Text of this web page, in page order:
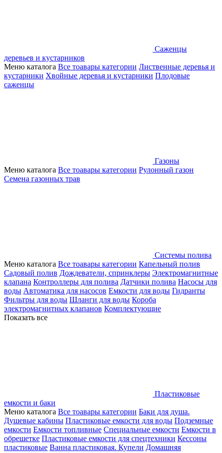
Саженцы
деревьев и кустарников
Меню каталога Все тоавары категории Лиственные деревья и
кустарники Хвойные деревья и кустарники Плодовые
саженцы
Газоны
Меню каталога Все тоавары категории Рулонный газон
Семена газонных трав
Системы полива
Меню каталога Все тоавары категории Капельный полив
Садовый полив Дождеватели, спринклеры Электромагнитные
клапана Контроллеры для полива Датчики полива Насосы для
воды Автоматика для насосов Емкости для воды Гидранты
Фильтры для воды Шланги для воды Короба
электромагнитных клапанов Комплектующие
Показать все
Пластиковые
емкости и баки
Меню каталога Все тоавары категории Баки для душа.
Душевые кабины Пластиковые емкости для воды Подземные
емкости Емкости топливные Специальные емкости Емкости в
обрешетке Пластиковые емкости для спецтехники Кессоны
пластиковые Ванна пластиковая. Купели Домашняя